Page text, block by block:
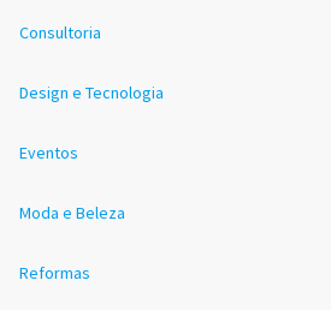
Consultoria
Design e Tecnologia
Eventos
Moda e Beleza
Reformas